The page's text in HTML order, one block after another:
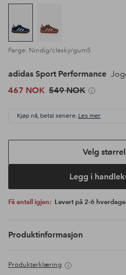
Farge: Nindig/clesky/gum5
adidas Sport Performance
467 NOK 549 NOK
Kjøp nå, betal senere. Les mer
Velg
Legg i
Få antall igjen: Levert på 2-6
Produktinformasjon
Produkterklæring